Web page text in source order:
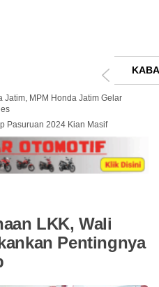
Jatim, MPM Honda Jatim Gelar
Pasuruan 2024 Kian Masif
LKK, Wali
Pentingnya